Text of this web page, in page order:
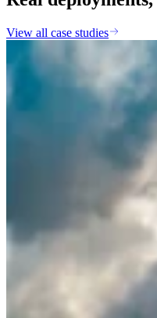
View all case studies